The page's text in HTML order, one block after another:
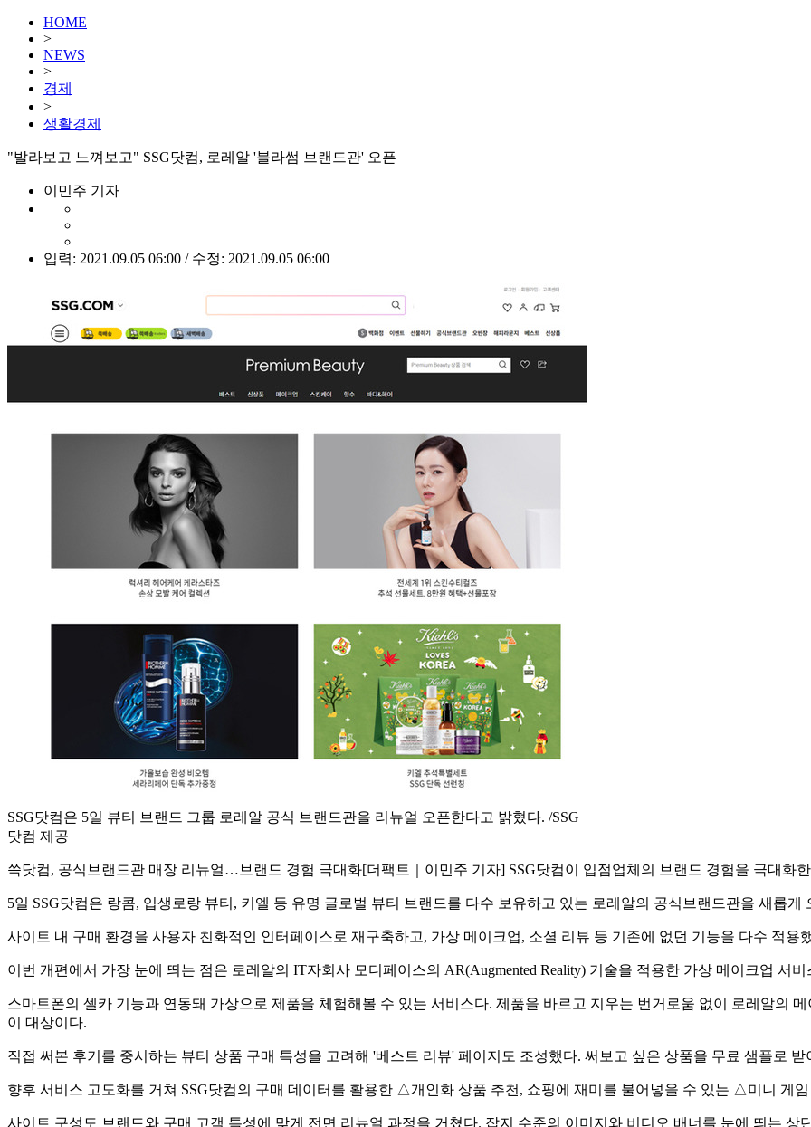
HOME
>
NEWS
>
경제
>
생활경제
"발라보고 느껴보고" SSG닷컴, 로레알 '블라썸 브랜드관' 오픈
이민주 기자
입력: 2021.09.05 06:00 / 수정: 2021.09.05 06:00
SSG닷컴은 5일 뷰티 브랜드 그룹 로레알 공식 브랜드관을 리뉴얼 오픈한다고 밝혔다. /SSG
닷컴 제공
쓱닷컴, 공식브랜드관 매장 리뉴얼…브랜드 경험 극대화[더팩트｜이민주 기자] SSG닷컴이 입점업체의 브랜드 경험을 극대화
5일 SSG닷컴은 랑콤, 입생로랑 뷰티, 키엘 등 유명 글로벌 뷰티 브랜드를 다수 보유하고 있는 로레알의 공식브랜드관을 새롭게
사이트 내 구매 환경을 사용자 친화적인 인터페이스로 재구축하고, 가상 메이크업, 소셜 리뷰 등 기존에 없던 기능을 다수 적
이번 개편에서 가장 눈에 띄는 점은 로레알의 IT자회사 모디페이스의 AR(Augmented Reality) 기술을 적용한 가상 메이크업 서
스마트폰의 셀카 기능과 연동돼 가상으로 제품을 체험해볼 수 있는 서비스다. 제품을 바르고 지우는 번거로움 없이 로레알의
이 대상이다.
직접 써본 후기를 중시하는 뷰티 상품 구매 특성을 고려해 '베스트 리뷰' 페이지도 조성했다. 써보고 싶은 상품을 무료 샘플로
향후 서비스 고도화를 거쳐 SSG닷컴의 구매 데이터를 활용한 △개인화 상품 추천, 쇼핑에 재미를 불어넣을 수 있는 △미니 게
사이트 구성도 브랜드와 구매 고객 특성에 맞게 전면 리뉴얼 과정을 거쳤다. 잡지 수준의 이미지와 비디오 배너를 눈에 띄는 상